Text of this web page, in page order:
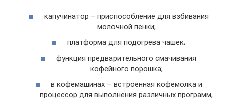
капучинатор – приспособление для взбивания
молочной пенки;
платформа для подогрева чашек;
функция предварительного смачивания
кофейного порошка;
в кофемашинах – встроенная кофемолка и
процессор для выполнения различных программ,